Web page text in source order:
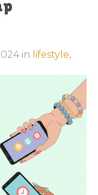
in lifestyle,